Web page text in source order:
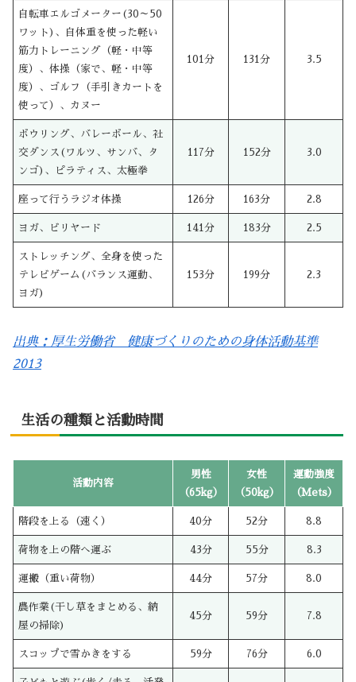
自転車エルゴメーター(30～50
ワット)、自体重を使った軽い
筋力トレーニング（軽・中等
度）、体操（家で、軽・中等
度）、ゴルフ（手引きカートを
使って）、カヌー
101分 131分 3.5
ボウリング、バレーボール、社
交ダンス(ワルツ、サンバ、タ
ンゴ)、ピラティス、太極拳
117分 152分 3.0
座って行うラジオ体操 126分 163分 2.8
ヨガ、ビリヤード 141分 183分 2.5
ストレッチング、全身を使った
テレビゲーム(バランス運動、
ヨガ)
153分 199分 2.3
出典：厚生労働省 健康づくりのための身体活動基準
2013
生活の種類と活動時間
活動内容
男性
（65kg）
女性
（50kg）
運動強度
（Mets）
階段を上る（速く） 40分 52分 8.8
荷物を上の階へ運ぶ 43分 55分 8.3
運搬（重い荷物） 44分 57分 8.0
農作業(干し草をまとめる、納
屋の掃除)
45分 59分 7.8
スコップで雪かきをする 59分 76分 6.0